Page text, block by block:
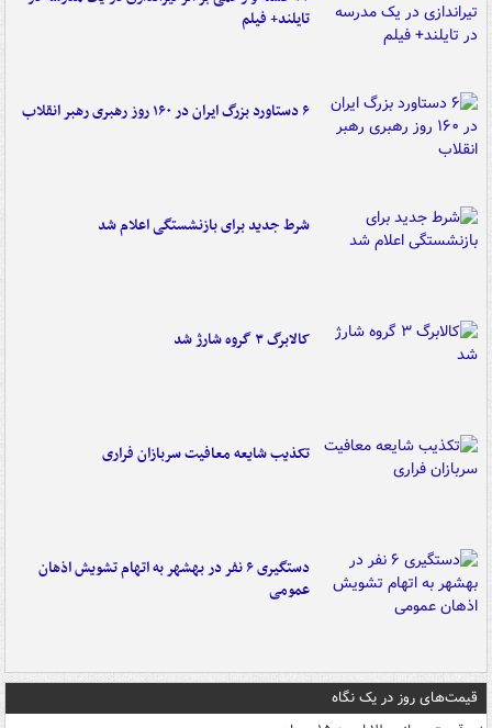
تایلند+ فیلم
۶ دستاورد بزرگ ایران در ۱۶۰ روز رهبری رهبر انقلاب
شرط جدید برای بازنشستگی اعلام شد
کالابرگ ۳ گروه شارژ شد
تکذیب شایعه معافیت سربازان فراری
دستگیری ۶ نفر در بهشهر به اتهام تشویش اذهان
عمومی
قیمت‌های روز در یک نگاه